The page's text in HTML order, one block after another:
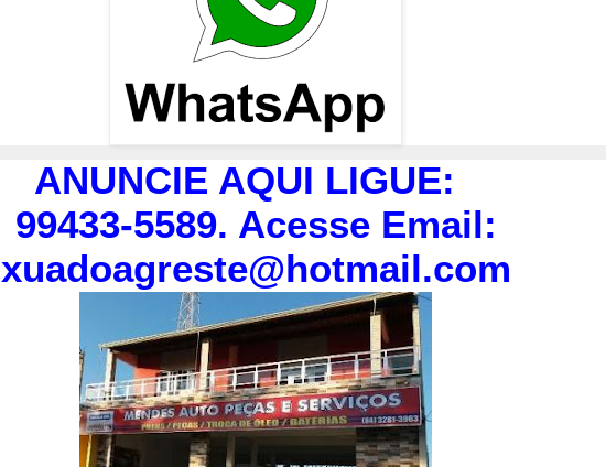
ANUNCIE AQUI LIGUE:
99433-5589. Acesse Email:
xuadoagreste@hotmail.com